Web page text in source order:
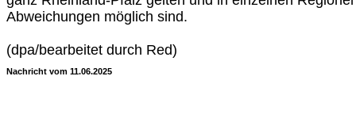
Abweichungen möglich sind.
(dpa/bearbeitet durch Red)
Nachricht vom 11.06.2025